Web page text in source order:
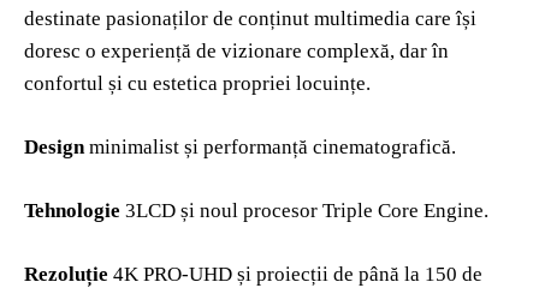
destinate pasionaților de conținut multimedia care își
doresc o experiență de vizionare complexă, dar în
confortul și cu estetica propriei locuințe.
Designminimalist și performanță cinematografică.
Tehnologie 3LCD și noul procesor Triple Core Engine.
Rezoluție 4K PRO-UHD și proiecții de până la 150 de